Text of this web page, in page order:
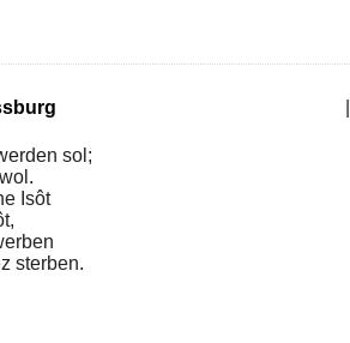
sol;
Isôt
sterben.